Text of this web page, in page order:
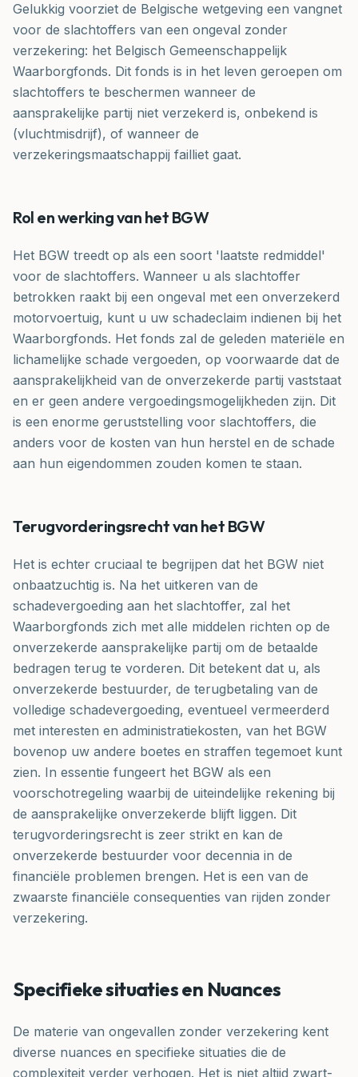
Gelukkig voorziet de Belgische wetgeving een vangnet
voor de slachtoffers van een ongeval zonder
verzekering: het Belgisch Gemeenschappelijk
Waarborgfonds. Dit fonds is in het leven geroepen om
slachtoffers te beschermen wanneer de
aansprakelijke partij niet verzekerd is, onbekend is
(vluchtmisdrijf), of wanneer de
verzekeringsmaatschappij failliet gaat.
Rol en werking van het BGW
Het BGW treedt op als een soort 'laatste redmiddel'
voor de slachtoffers. Wanneer u als slachtoffer
betrokken raakt bij een ongeval met een onverzekerd
motorvoertuig, kunt u uw schadeclaim indienen bij het
Waarborgfonds. Het fonds zal de geleden materiële en
lichamelijke schade vergoeden, op voorwaarde dat de
aansprakelijkheid van de onverzekerde partij vaststaat
en er geen andere vergoedingsmogelijkheden zijn. Dit
is een enorme geruststelling voor slachtoffers, die
anders voor de kosten van hun herstel en de schade
aan hun eigendommen zouden komen te staan.
Terugvorderingsrecht van het BGW
Het is echter cruciaal te begrijpen dat het BGW niet
onbaatzuchtig is. Na het uitkeren van de
schadevergoeding aan het slachtoffer, zal het
Waarborgfonds zich met alle middelen richten op de
onverzekerde aansprakelijke partij om de betaalde
bedragen terug te vorderen. Dit betekent dat u, als
onverzekerde bestuurder, de terugbetaling van de
volledige schadevergoeding, eventueel vermeerderd
met interesten en administratiekosten, van het BGW
bovenop uw andere boetes en straffen tegemoet kunt
zien. In essentie fungeert het BGW als een
voorschotregeling waarbij de uiteindelijke rekening bij
de aansprakelijke onverzekerde blijft liggen. Dit
terugvorderingsrecht is zeer strikt en kan de
onverzekerde bestuurder voor decennia in de
financiële problemen brengen. Het is een van de
zwaarste financiële consequenties van rijden zonder
verzekering.
Specifieke situaties en Nuances
De materie van ongevallen zonder verzekering kent
diverse nuances en specifieke situaties die de
complexiteit verder verhogen. Het is niet altijd zwart-